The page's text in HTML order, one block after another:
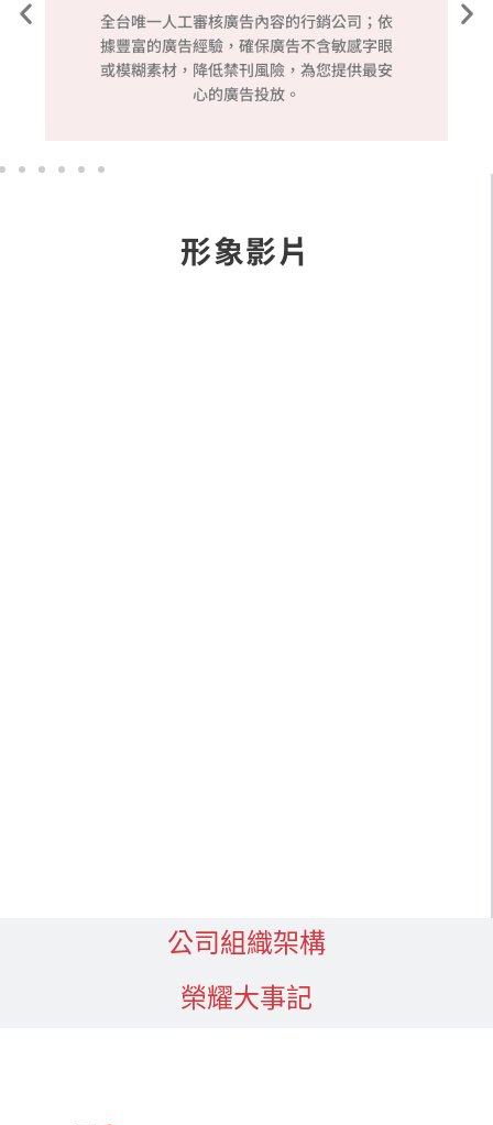
公司組織架構
榮耀大事記
全台唯一人工審核廣告內容的行銷公司；依
據豐富的廣告經驗，確保廣告不含敏感字眼
或模糊素材，降低禁刊風險，為您提供最安
心的廣告投放。
形象影片